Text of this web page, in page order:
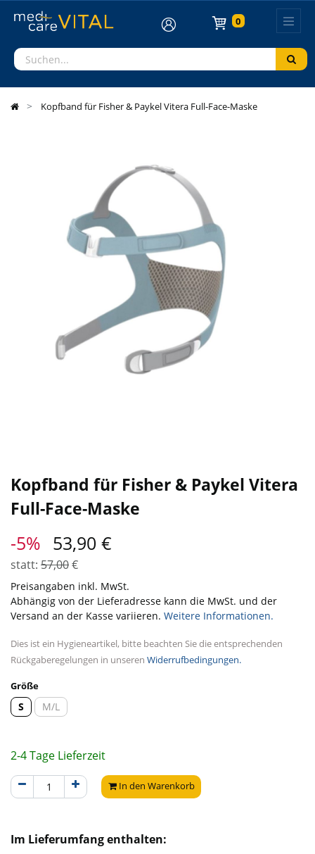
0
Kopfband für Fisher & Paykel Vitera Full-Face-Maske
Kopfband für Fisher & Paykel Vitera
Full-Face-Maske
-5% 53,90 €
statt: 57,00€
Preisangaben inkl. MwSt.
Abhängig von der Lieferadresse kann die MwSt. und der
Versand an der Kasse variieren. Weitere Informationen.
Dies ist ein Hygieneartikel, bitte beachten Sie die entsprechenden
Rückgaberegelungen in unseren Widerrufbedingungen.
Größe
S M/L
2-4 Tage Lieferzeit
In den Warenkorb
Im Lieferumfang enthalten: